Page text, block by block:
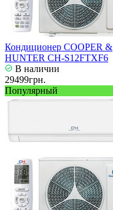
Кондиционер COOPER &
HUNTER CH-S12FTXF6
В наличии
29499грн.
Популярный